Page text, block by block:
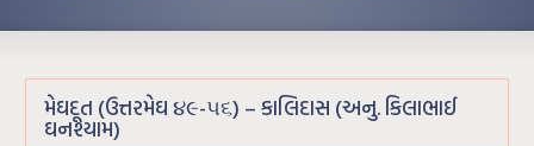
મેઘદૂત (ઉત્તરમેઘ ૪૯-૫૬) – કાલિદાસ (અનુ. કિલાભાઈ
ઘનશ્યામ)